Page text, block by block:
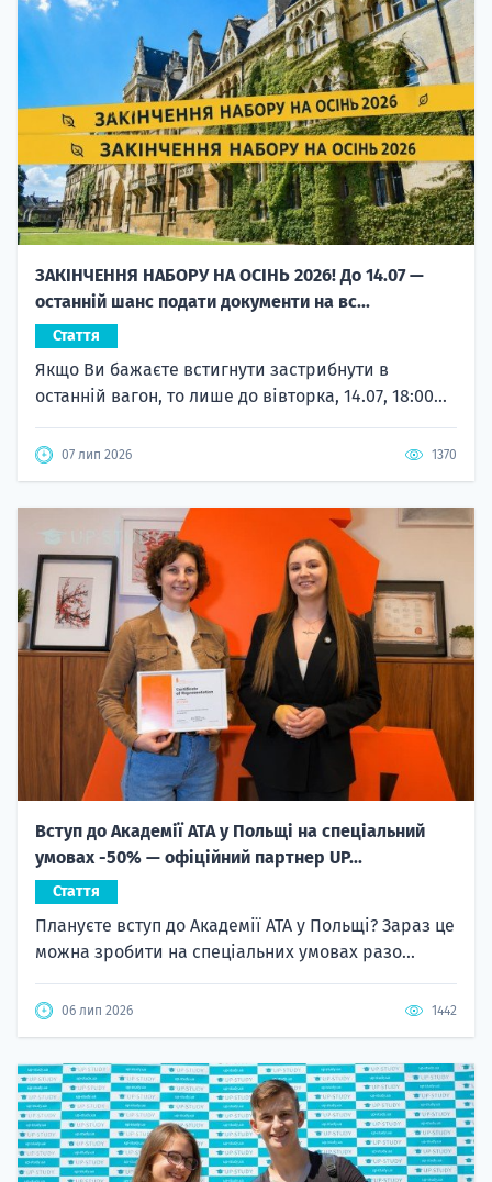
ЗАКІНЧЕННЯ НАБОРУ НА ОСІНЬ 2026! До 14.07 —
останній шанс подати документи на вс...
Стаття
Якщо Ви бажаєте встигнути застрибнути в
останній вагон, то лише до вівторка, 14.07, 18:00...
07 лип 2026 1370
Вступ до Академії ATA у Польщі на спеціальний
умовах -50% — офіційний партнер UP...
Стаття
Плануєте вступ до Академії ATA у Польщі? Зараз це
можна зробити на спеціальних умовах разо...
06 лип 2026 1442